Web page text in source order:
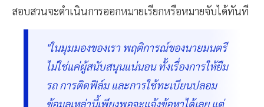
สอบสวนจะดำเนินการออกหมายเรียกหรือหมายจับได้ทันที
"ในมุมมองของเรา พฤติการณ์ของนายมนตรี
ไม่ใช่แค่ผู้สนับสนุนแน่นอน ทั้งเรื่องการให้ยืม
รถ การติดฟิล์ม และการใช้ทะเบียนปลอม
ข้อมูลเหล่านี้เพียงพอจะแจ้งข้อหาได้เลย แต่